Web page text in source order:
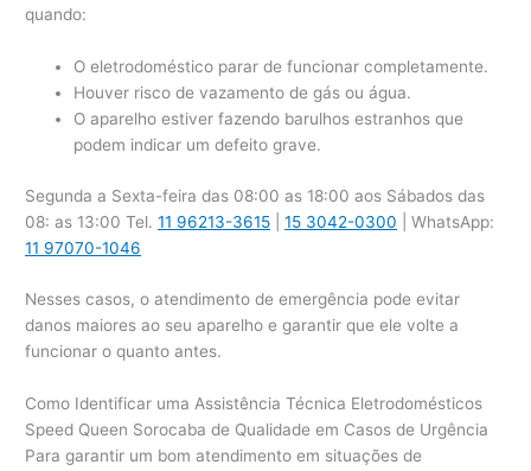
quando:
O eletrodoméstico parar de funcionar completamente.
Houver risco de vazamento de gás ou água.
O aparelho estiver fazendo barulhos estranhos que
podem indicar um defeito grave.
Segunda a Sexta-feira das 08:00 as 18:00 aos Sábados das
08: as 13:00 Tel.11 96213-3615 |15 3042-0300 | WhatsApp:
11 97070-1046
Nesses casos, o atendimento de emergência pode evitar
danos maiores ao seu aparelho e garantir que ele volte a
funcionar o quanto antes.
Como Identificar uma Assistência Técnica Eletrodomésticos
Speed Queen Sorocaba de Qualidade em Casos de Urgência
Para garantir um bom atendimento em situações de